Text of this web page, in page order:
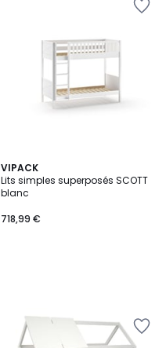
VIPACK
Lits simples superposés SCOTT
blanc
718,99 €